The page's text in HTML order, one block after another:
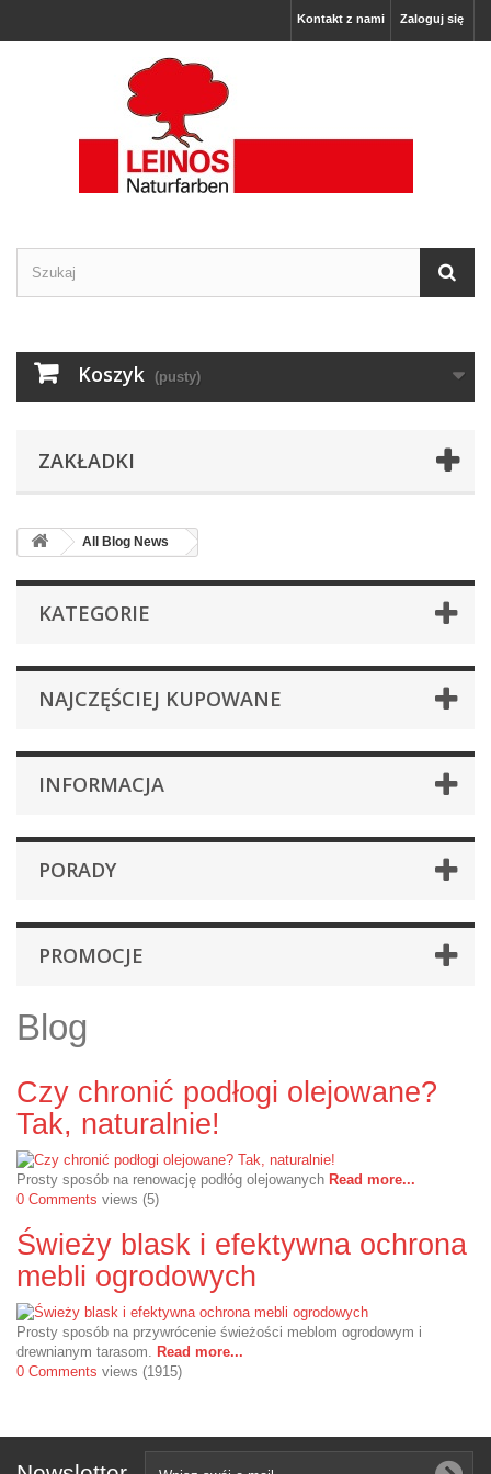
Zaloguj się
Kontakt z nami
Koszyk (pusty)
ZAKŁADKI
All Blog News
KATEGORIE
NAJCZĘŚCIEJ KUPOWANE
INFORMACJA
PORADY
PROMOCJE
Blog
Czy chronić podłogi olejowane?
Tak, naturalnie!
Prosty sposób na renowację podłóg olejowanych Read more...
0 Comments views (5)
Świeży blask i efektywna ochrona
mebli ogrodowych
Prosty sposób na przywrócenie świeżości meblom ogrodowym i
drewnianym tarasom. Read more...
0 Comments views (1915)